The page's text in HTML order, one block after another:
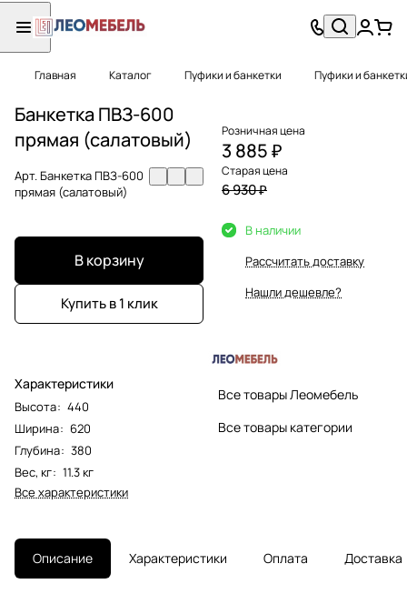
Главная Каталог Пуфики и банкетки Пуфики и
Банкетка ПВЗ-600
прямая (салатовый)
Арт.Банкетка ПВЗ-600
прямая (салатовый)
В корзину
Купить в 1 клик
Характеристики
Высота: 440
Ширина: 620
Глубина: 380
Вес, кг: 11.3 кг
Все характеристики
Розничная цена
3 885 ₽
Старая цена
6 930 ₽
В наличии
Рассчитать доставку
Нашли дешевле?
Все товары Леомебель
Все товары категории
Описание Характеристики Оплата Доставка